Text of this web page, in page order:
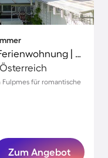
Familienfreundliche schöne Ferienwohnung | Bergblick | Nah am Skifahren
für romantische
Zum Angebot